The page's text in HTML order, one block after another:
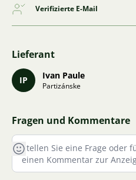
Verifizierte E-Mail
Lieferant
IP Ivan Paule
Partizánske
Fragen und Kommentare